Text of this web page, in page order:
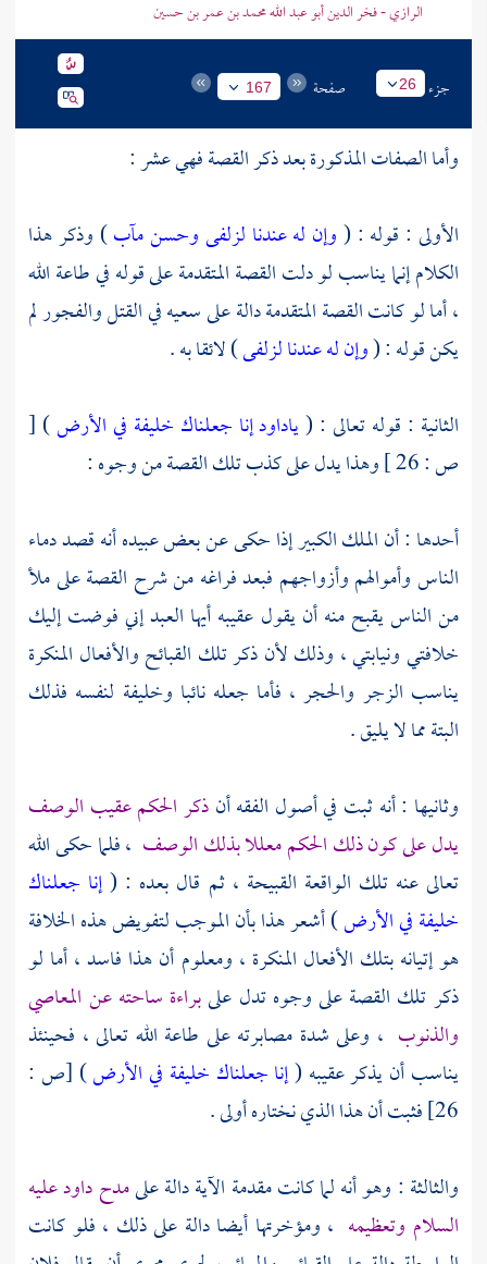
الرازي - فخر الدين أبو عبد الله محمد بن عمر بن حسين
جزء 26 صفحة 167
وأما الصفات المذكورة بعد ذكر القصة فهي عشر :
الأولى : قوله : (وإن له عندنا لزلفى وحسن مآب) وذكر هذا
الكلام إنما يناسب لو دلت القصة المتقدمة على قوله في طاعة الله
، أما لو كانت القصة المتقدمة دالة على سعيه في القتل والفجور لم
يكن قوله : (وإن له عندنا لزلفى) لائقا به .
الثانية : قوله تعالى : (ياداود إنا جعلناك خليفة في الأرض) [
ص : 26 ] وهذا يدل على كذب تلك القصة من وجوه :
أحدها : أن الملك الكبير إذا حكى عن بعض عبيده أنه قصد دماء
الناس وأموالهم وأزواجهم فبعد فراغه من شرح القصة على ملأ
من الناس يقبح منه أن يقول عقيبه أيها العبد إني فوضت إليك
خلافتي ونيابتي ، وذلك لأن ذكر تلك القبائح والأفعال المنكرة
يناسب الزجر والحجر ، فأما جعله نائبا وخليفة لنفسه فذلك
البتة مما لا يليق .
وثانيها : أنه ثبت في أصول الفقه أنذكر الحكم عقيب الوصف
يدل على كون ذلك الحكم معللا بذلك الوصف ، فلما حكى الله
تعالى عنه تلك الواقعة القبيحة ، ثم قال بعده : (إنا جعلناك
خليفة في الأرض) أشعر هذا بأن الموجب لتفويض هذه الخلافة
هو إتيانه بتلك الأفعال المنكرة ، ومعلوم أن هذا فاسد ، أما لو
ذكر تلك القصة على وجوه تدل علىبراءة ساحته عن المعاصي
والذنوب ، وعلى شدة مصابرته على طاعة الله تعالى ، فحينئذ
يناسب أن يذكر عقيبه (إنا جعلناك خليفة في الأرض) [ص :
26] فثبت أن هذا الذي نختاره أولى .
والثالثة : وهو أنه لما كانت مقدمة الآية دالة علىمدحداودعليه
السلام وتعظيمه ، ومؤخرتها أيضا دالة على ذلك ، فلو كانت